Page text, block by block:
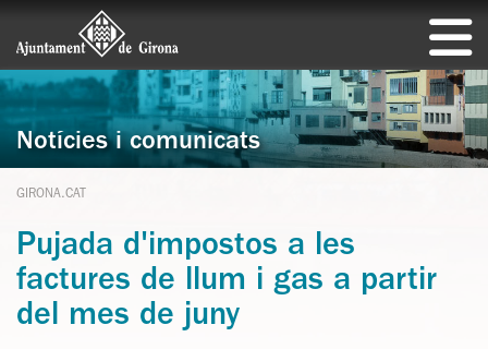
Notícies i comunicats
GIRONA.CAT
Pujada d'impostos a les
factures de llum i gas a partir
del mes de juny